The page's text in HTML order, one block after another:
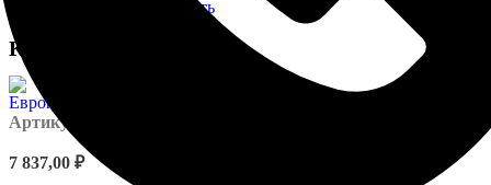
Нажмите, чтобы увеличить
Капители — 4.11.101
Артикул:
7 837,00 ₽